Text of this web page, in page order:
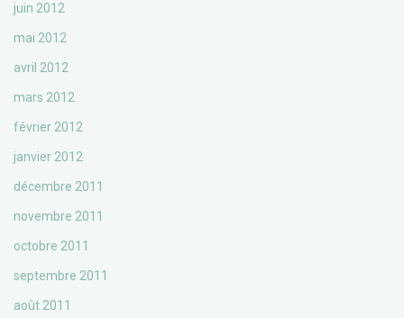
juin 2012
mai 2012
avril 2012
mars 2012
février 2012
janvier 2012
décembre 2011
novembre 2011
octobre 2011
septembre 2011
août 2011